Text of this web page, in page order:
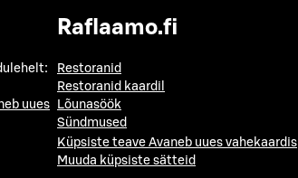
uues
Raflaamo.fi
Restoranid
Restoranid kaardil
Lõunasöök
Sündmused
Küpsiste teave Avaneb uues vahekaardis
Muuda küpsiste sätteid